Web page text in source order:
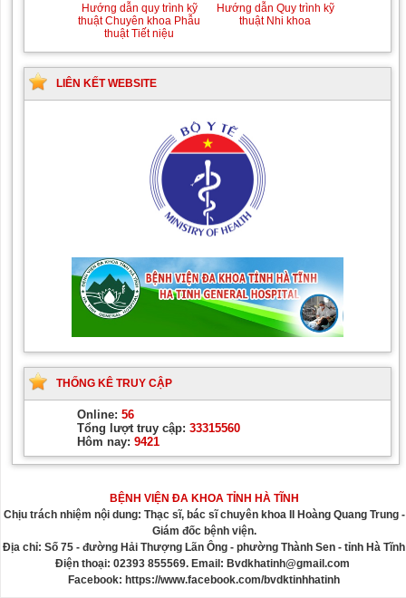
Hướng dẫn quy trình kỹ
thuật Chuyên khoa Phẫu
thuật Tiết niệu
Hướng dẫn Quy trình kỹ
thuật Nhi khoa
LIÊN KẾT WEBSITE
THỐNG KÊ TRUY CẬP
Online: 56
Tổng lượt truy cập: 33315560
Hôm nay: 9421
BỆNH VIỆN ĐA KHOA TỈNH HÀ TĨNH
Chịu trách nhiệm nội dung: Thạc sĩ, bác sĩ chuyên khoa II Hoàng Quang Trung -
Giám đốc bệnh viện.
Địa chỉ: Số 75 - đường Hải Thượng Lãn Ông - phường Thành Sen - tỉnh Hà Tĩnh
Điện thoại: 02393 855569. Email: Bvdkhatinh@gmail.com
Facebook: https://www.facebook.com/bvdktinhhatinh